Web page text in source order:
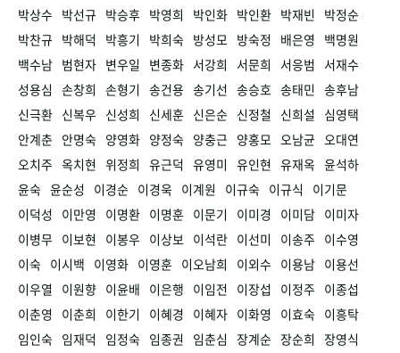
박상수 박선규 박승후 박영희 박인화 박인환 박재빈
박정순
박찬규 박해덕 박흥기 박희숙 방성모 방숙정 배은영
백명원
백수남 범현자 변우일 변종화 서강희 서문희 서응범
서재수
성용심 손창희 손형기 송건용 송기선 송승호 송태민 송후남
신극환 신복우 신성희 신세훈 신은순 신정철 신희설
심영택
안계춘 안명숙 양영화 양정숙 양충근 양홍모 오남균 오대연
오치주 옥치현 위정희 유근덕 유영미 유인현 유재옥 윤석하
윤숙 윤순성 이경순 이경욱 이계원 이규숙 이규식
이기문
이덕성
이만영 이명환 이명훈 이문기 이미경 이미담 이미자
이병무 이보현 이봉우 이상보 이석란 이선미 이송주 이수영
이숙 이시백 이영화 이영훈 이오남희 이외수 이용남 이용선
이우열
이원향 이윤배 이은행 이임전 이장섭 이정주 이종섭
이춘영
이춘희 이한기 이혜경 이혜자 이화영 이효숙 이흥탁
임인숙 임재덕 임정숙 임종권 임춘심 장계순 장순희 장영식